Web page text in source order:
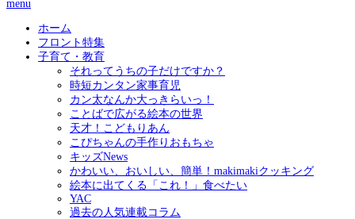
menu
ホーム
フロント特集
子育て・教育
それってうちの子だけですか？
時短カンタン家事育児
カン太なんか大っきらいっ！
ことばで広がる絵本の世界
天才！こどもりあん
こぴちゃんの手作りおもちゃ
キッズNews
かわいい、おいしい、簡単！makimakiクッキング
絵本に出てくる「これ！」食べたい
YAC
過去の人気連載コラム